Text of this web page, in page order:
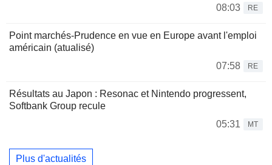
08:03
RE
Point marchés-Prudence en vue en Europe avant l'emploi
américain (atualisé)
07:58
RE
Résultats au Japon : Resonac et Nintendo progressent,
Softbank Group recule
05:31
MT
Plus d'actualités